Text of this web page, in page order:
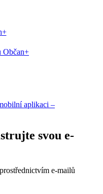
Občan+
aplikaci –
svou e-
prostřednictvím e-mailů